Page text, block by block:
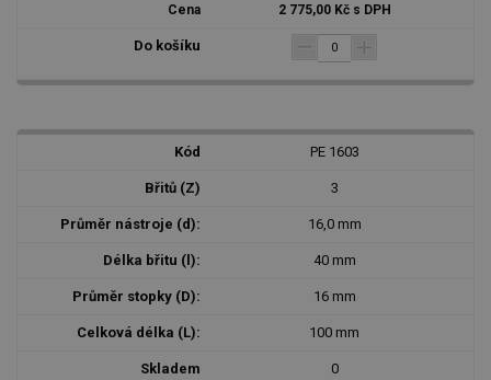
2 775,00 Kč s DPH
PE 1603
3
16,0 mm
40 mm
16 mm
100 mm
0